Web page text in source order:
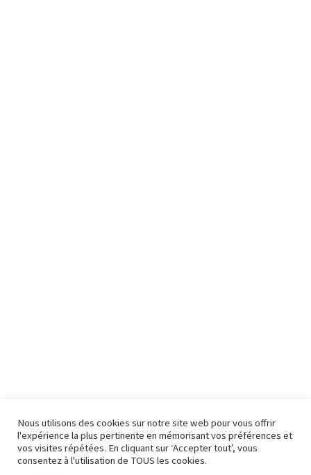
Nous utilisons des cookies sur notre site web pour vous offrir
l'expérience la plus pertinente en mémorisant vos préférences et
vos visites répétées. En cliquant sur ‘Accepter tout’, vous
consentez à l'utilisation de TOUS les cookies.